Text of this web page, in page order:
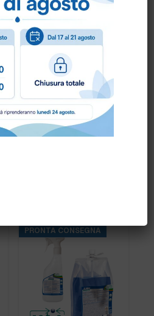
RATIO BK-3
Igien.Bagni lt.1,5
PRONTA CONSEGNA
PRONTA CONSEGNA